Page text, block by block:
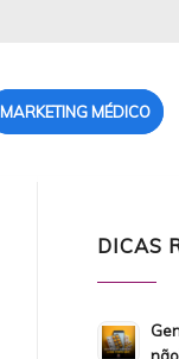
MARKETING MÉDICO
DICAS